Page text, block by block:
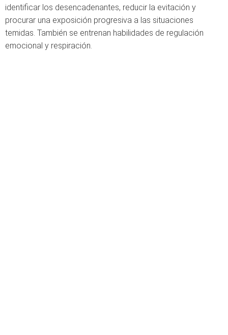
identificar los desencadenantes, reducir la evitación y
procurar una exposición progresiva a las situaciones
temidas. También se entrenan habilidades de regulación
emocional y respiración.